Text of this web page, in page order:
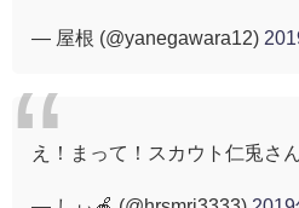
— 屋根 (@yanegawara12)
え！まって！スカウト仁兎さ